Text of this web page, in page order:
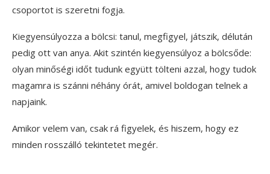
csoportot is szeretni fogja.
Kiegyensúlyozza a bölcsi: tanul, megfigyel, játszik, délután
pedig ott van anya. Akit szintén kiegyensúlyoz a bölcsőde:
olyan minőségi időt tudunk együtt tölteni azzal, hogy tudok
magamra is szánni néhány órát, amivel boldogan telnek a
napjaink.
Amikor velem van, csak rá figyelek, és hiszem, hogy ez
minden rosszálló tekintetet megér.